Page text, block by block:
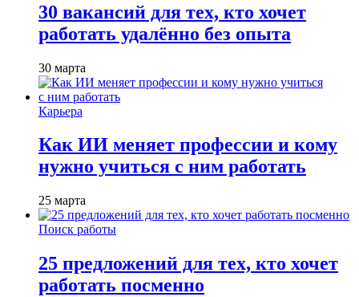
30 вакансий для тех, кто хочет
работать удалённо без опыта
30 марта
Карьера
Как ИИ меняет профессии и кому
нужно учиться с ним работать
25 марта
Поиск работы
25 предложений для тех, кто хочет
работать посменно